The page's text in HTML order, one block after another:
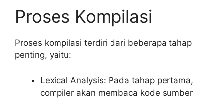
Proses Kompilasi
Proses kompilasi terdiri dari beberapa tahap
penting, yaitu:
Lexical Analysis: Pada tahap pertama,
compiler akan membaca kode sumber